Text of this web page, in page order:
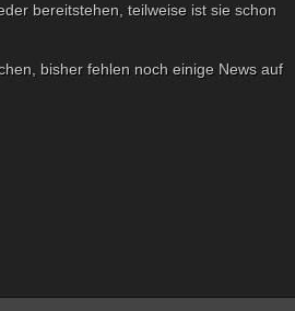
bereitstehen, teilweise ist sie schon
bisher fehlen noch einige News auf